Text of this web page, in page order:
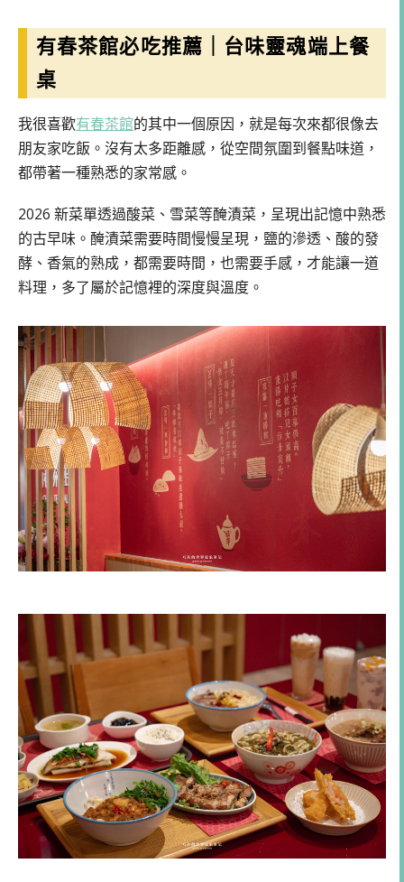
有春茶館必吃推薦｜台味靈魂端上餐
桌
我很喜歡有春茶館的其中一個原因，就是每次來都很像去
朋友家吃飯。沒有太多距離感，從空間氛圍到餐點味道，
都帶著一種熟悉的家常感。
2026 新菜單透過酸菜、雪菜等醃漬菜，呈現出記憶中熟悉
的古早味。醃漬菜需要時間慢慢呈現，鹽的滲透、酸的發
酵、香氣的熟成，都需要時間，也需要手感，才能讓一道
料理，多了屬於記憶裡的深度與溫度。